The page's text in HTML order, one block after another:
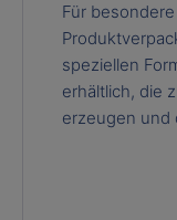
Für
speziellen
erhältlich, die
erzeugen und